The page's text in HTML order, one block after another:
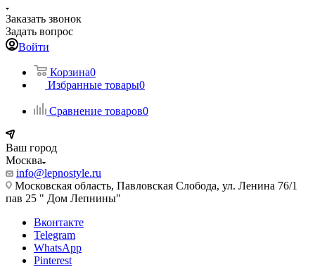
Заказать звонок
Задать вопрос
Войти
Корзина0
Избранные товары0
Сравнение товаров0
Ваш город
Москва
info@lepnostyle.ru
Московская область, Павловская Слобода, ул. Ленина 76/1
пав 25 " Дом Лепнины"
Вконтакте
Telegram
WhatsApp
Pinterest